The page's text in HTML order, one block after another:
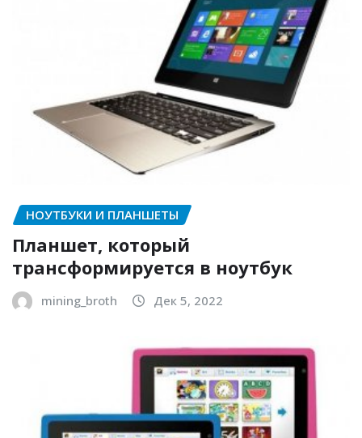
НОУТБУКИ И ПЛАНШЕТЫ
Планшет, который
трансформируется в ноутбук
mining_broth Дек 5, 2022